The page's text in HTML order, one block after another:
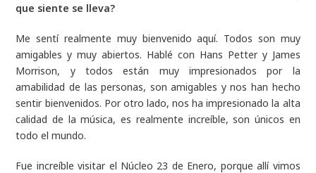
que siente se lleva?
Me sentí realmente muy bienvenido aquí. Todos son muy
amigables y muy abiertos. Hablé con Hans Petter y James
Morrison, y todos están muy impresionados por la
amabilidad de las personas, son amigables y nos han hecho
sentir bienvenidos. Por otro lado, nos ha impresionado la alta
calidad de la música, es realmente increíble, son únicos en
todo el mundo.
Fue increíble visitar el Núcleo 23 de Enero, porque allí vimos